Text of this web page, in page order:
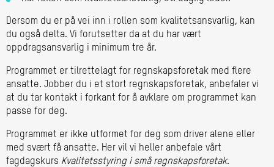
Dersom du er på vei inn i rollen som kvalitetsansvarlig, kan
du også delta. Vi forutsetter da at du har vært
oppdragsansvarlig i minimum tre år.
Programmet er tilrettelagt for regnskapsforetak med flere
ansatte. Jobber du i et stort regnskapsforetak, anbefaler vi
at du tar kontakt i forkant for å avklare om programmet kan
passe for deg.
Programmet er ikke utformet for deg som driver alene eller
med svært få ansatte. Her vil vi heller anbefale vårt
fagdagskurs Kvalitetsstyring i små regnskapsforetak.